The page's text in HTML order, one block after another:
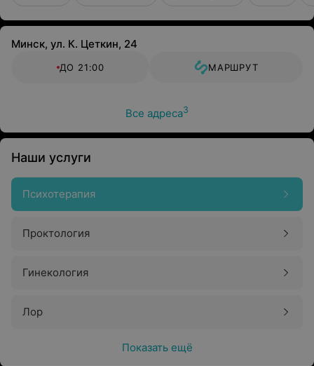
Минск, ул. К. Цеткин, 24
ДО 21:00 МАРШРУТ
Все адреса3
Наши услуги
Психотерапия
Проктология
Гинекология
Лор
Показать ещё